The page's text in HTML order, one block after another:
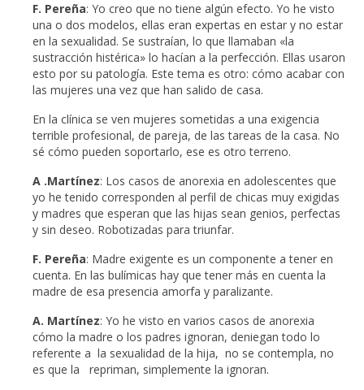
F. Pereña: Yo creo que no tiene algún efecto. Yo he visto
una o dos modelos, ellas eran expertas en estar y no estar
en la sexualidad. Se sustraían, lo que llamaban «la
sustracción histérica» lo hacían a la perfección. Ellas usaron
esto por su patología. Este tema es otro: cómo acabar con
las mujeres una vez que han salido de casa.
En la clínica se ven mujeres sometidas a una exigencia
terrible profesional, de pareja, de las tareas de la casa. No
sé cómo pueden soportarlo, ese es otro terreno.
A .Martínez: Los casos de anorexia en adolescentes que
yo he tenido corresponden al perfil de chicas muy exigidas
y madres que esperan que las hijas sean genios, perfectas
y sin deseo. Robotizadas para triunfar.
F. Pereña: Madre exigente es un componente a tener en
cuenta. En las bulímicas hay que tener más en cuenta la
madre de esa presencia amorfa y paralizante.
A. Martínez: Yo he visto en varios casos de anorexia
cómo la madre o los padres ignoran, deniegan todo lo
referente a la sexualidad de la hija, no se contempla, no
es que la repriman, simplemente la ignoran.